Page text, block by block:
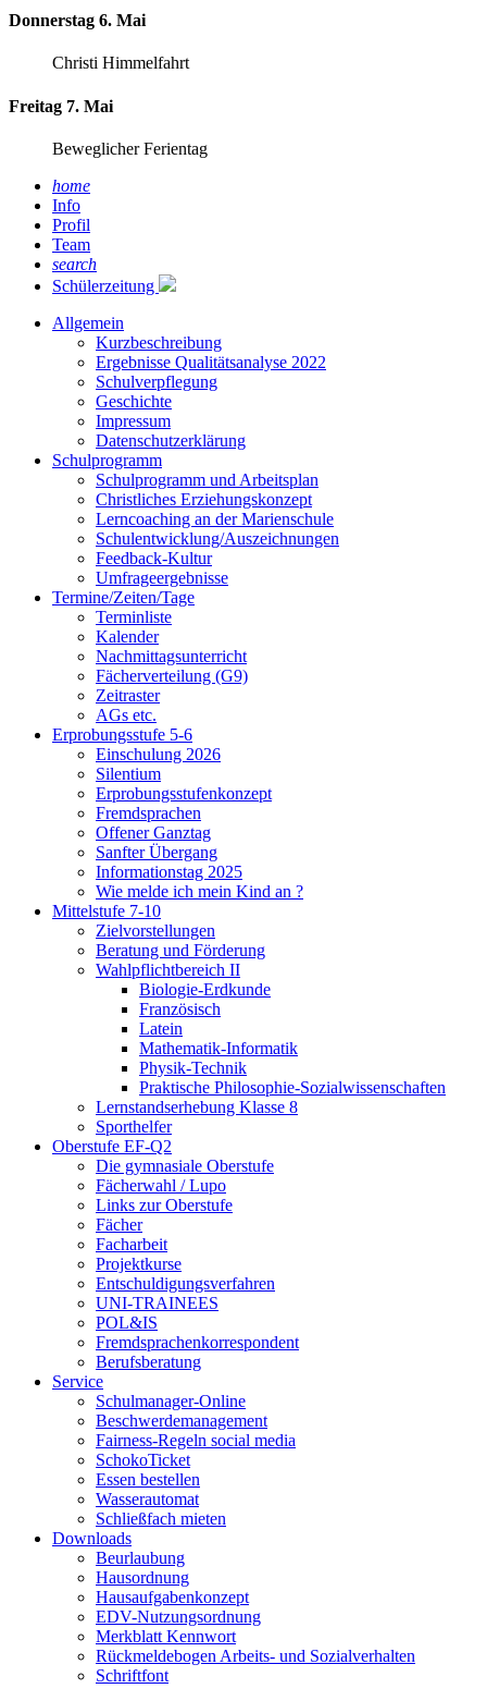
Donnerstag 6. Mai
Christi Himmelfahrt
Freitag 7. Mai
Beweglicher Ferientag
home
Info
Profil
Team
search
Schülerzeitung
Allgemein
Kurzbeschreibung
Ergebnisse Qualitätsanalyse 2022
Schulverpflegung
Geschichte
Impressum
Datenschutzerklärung
Schulprogramm
Schulprogramm und Arbeitsplan
Christliches Erziehungskonzept
Lerncoaching an der Marienschule
Schulentwicklung/Auszeichnungen
Feedback-Kultur
Umfrageergebnisse
Termine/Zeiten/Tage
Terminliste
Kalender
Nachmittagsunterricht
Fächerverteilung (G9)
Zeitraster
AGs etc.
Erprobungsstufe 5-6
Einschulung 2026
Silentium
Erprobungsstufenkonzept
Fremdsprachen
Offener Ganztag
Sanfter Übergang
Informationstag 2025
Wie melde ich mein Kind an ?
Mittelstufe 7-10
Zielvorstellungen
Beratung und Förderung
Wahlpflichtbereich II
Biologie-Erdkunde
Französisch
Latein
Mathematik-Informatik
Physik-Technik
Praktische Philosophie-Sozialwissenschaften
Lernstandserhebung Klasse 8
Sporthelfer
Oberstufe EF-Q2
Die gymnasiale Oberstufe
Fächerwahl / Lupo
Links zur Oberstufe
Fächer
Facharbeit
Projektkurse
Entschuldigungsverfahren
UNI-TRAINEES
POL&IS
Fremdsprachenkorrespondent
Berufsberatung
Service
Schulmanager-Online
Beschwerdemanagement
Fairness-Regeln social media
SchokoTicket
Essen bestellen
Wasserautomat
Schließfach mieten
Downloads
Beurlaubung
Hausordnung
Hausaufgabenkonzept
EDV-Nutzungsordnung
Merkblatt Kennwort
Rückmeldebogen Arbeits- und Sozialverhalten
Schriftfont